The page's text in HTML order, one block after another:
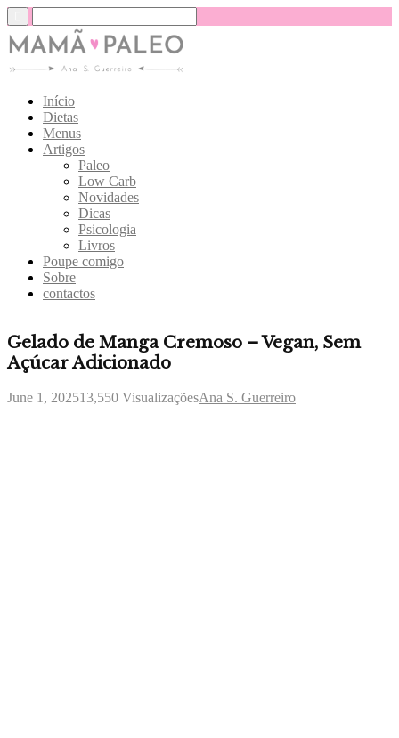
Início
Dietas
Menus
Artigos
Paleo
Low Carb
Novidades
Dicas
Psicologia
Livros
Poupe comigo
Sobre
contactos
Gelado de Manga Cremoso – Vegan, Sem
Açúcar Adicionado
June 1, 202513,550 VisualizaçõesAna S. Guerreiro